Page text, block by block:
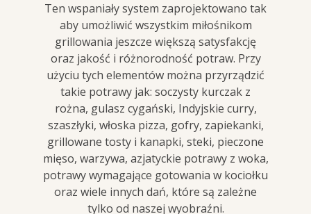
Ten wspaniały system zaprojektowano tak
aby umożliwić wszystkim miłośnikom
grillowania jeszcze większą satysfakcję
oraz jakość i różnorodność potraw. Przy
użyciu tych elementów można przyrządzić
takie potrawy jak: soczysty kurczak z
rożna, gulasz cygański, Indyjskie curry,
szaszłyki, włoska pizza, gofry, zapiekanki,
grillowane tosty i kanapki, steki, pieczone
mięso, warzywa, azjatyckie potrawy z woka,
potrawy wymagające gotowania w kociołku
oraz wiele innych dań, które są zależne
tylko od naszej wyobraźni.